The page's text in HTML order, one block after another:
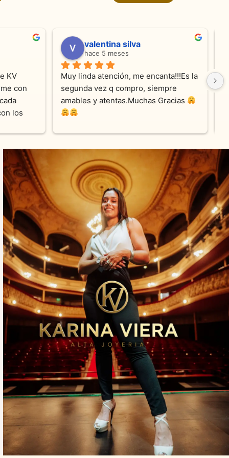
KV
con
los
valentina silva
hace 5 meses
Muy linda atención, me encanta!!!Es la
segunda vez q compro, siempre
amables y atentas.Muchas Gracias